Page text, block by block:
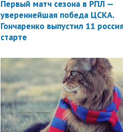
Первый матч сезона в РПЛ —
увереннейшая победа ЦСКА.
Гончаренко выпустил 11
старте